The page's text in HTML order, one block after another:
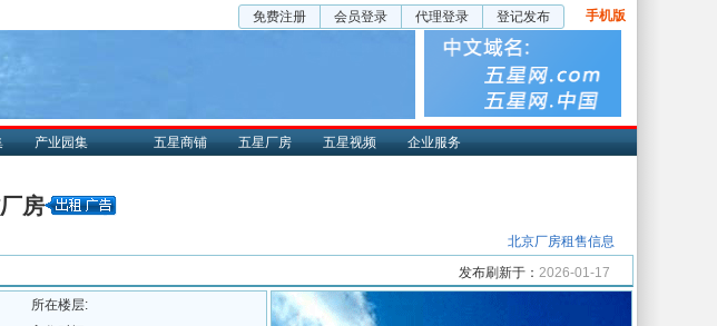
免费注册 会员登录 代理登录 登记发布 手机版
产业园集 五星商铺 五星厂房 五星视频 企业服务
房
北京厂房租售信息
发布刷新于： 2026-01-17
所在楼层: